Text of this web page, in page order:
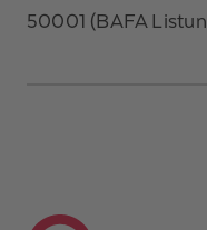
50001 (BAFA